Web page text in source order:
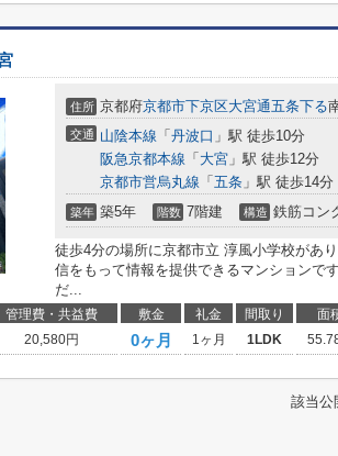
住所 京都府京都市下京区大宮通五条下る
交通 山陰本線 「 丹波口 」駅 徒歩10分
阪急京都本線 「 大宮 」駅 徒歩12分
京都市営烏丸線 「 五条 」駅 徒歩14分
築年 築5年 階数 7階建 構造 鉄筋コン
徒歩4分の場所に京都市立 淳風小学校があ
信をもって情報を提供できるマンションで
だ...
管理費・共益費 敷金 礼金 間取り 面
20,580円 0ヶ月 1ヶ月 1LDK
該当公